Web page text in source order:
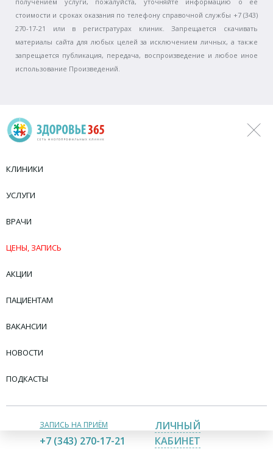
стоимости и сроках оказания по телефону справочной службы +7 (343)
270-17-21 или в регистратурах клиник. Запрещается скачивать
материалы сайта для любых целей за исключением личных, а также
запрещается публикация, передача, воспроизведение и любое иное
использование Произведений.
КЛИНИКИ
УСЛУГИ
ВРАЧИ
ЦЕНЫ, ЗАПИСЬ
АКЦИИ
ПАЦИЕНТАМ
ВАКАНСИИ
НОВОСТИ
ПОДКАСТЫ
ЗАПИСЬ НА ПРИЁМ
+7 (343) 270-17-21
ЛИЧНЫЙ
КАБИНЕТ